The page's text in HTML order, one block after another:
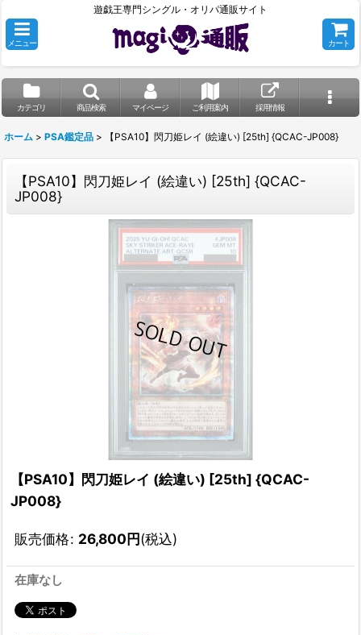
遊戯王専門シングル・オリパ通販サイト
メニュー カート
カテゴリ 商品検索 マイページ ご利用案内 採用情報
ホーム > PSA鑑定品 > 【PSA10】閃刀姫レイ (絵違い) [25th] {QCAC-JP008}
【PSA10】閃刀姫レイ (絵違い) [25th] {QCAC-
JP008}
【PSA10】閃刀姫レイ (絵違い) [25th] {QCAC-
JP008}
販売価格: 26,800円(税込)
在庫なし